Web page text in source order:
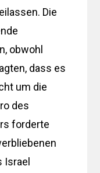
Die
obwohl
dass es
um die
des
forderte
Israel